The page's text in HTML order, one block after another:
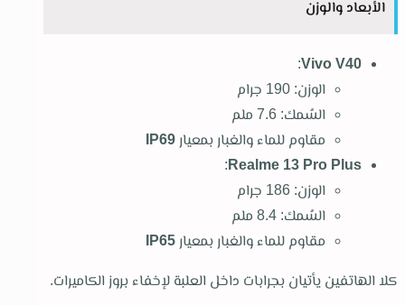
الأبعاد والوزن
Vivo V40
:
الوزن: 190 جرام
السُمك: 7.6 ملم
مقاوم للماء والغبار بمعيار IP69
Realme 13 Pro Plus
:
الوزن: 186 جرام
السُمك: 8.4 ملم
مقاوم للماء والغبار بمعيار IP65
كلا الهاتفين يأتيان بجرابات داخل العلبة لإخفاء بروز الكاميرات.